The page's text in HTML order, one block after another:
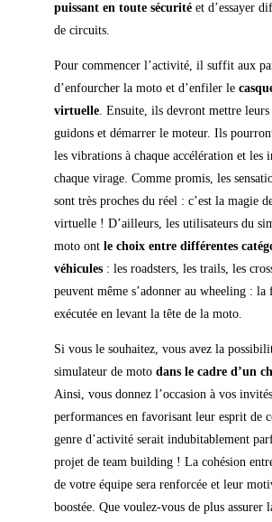
puissant en toute sécurité et d’essayer
de circuits.
Pour commencer l’activité, il suffit aux
d’enfourcher la moto et d’enfiler le
virtuelle. Ensuite, ils devront mettre leurs
guidons et démarrer le moteur. Ils
les vibrations à chaque accélération et les
chaque virage. Comme promis, les
sont très proches du réel : c’est la magie
virtuelle ! D’ailleurs, les utilisateurs du
moto ont le choix entre différentes
véhicules : les roadsters, les trails, les
peuvent même s’adonner au wheeling : la
exécutée en levant la tête de la moto.
Si vous le souhaitez, vous avez la
simulateur de moto dans le cadre d’un
Ainsi, vous donnez l’occasion à vos
performances en favorisant leur esprit de
genre d’activité serait indubitablement
projet de team building ! La cohésion
de votre équipe sera renforcée et leur
boostée. Que voulez-vous de plus assurer